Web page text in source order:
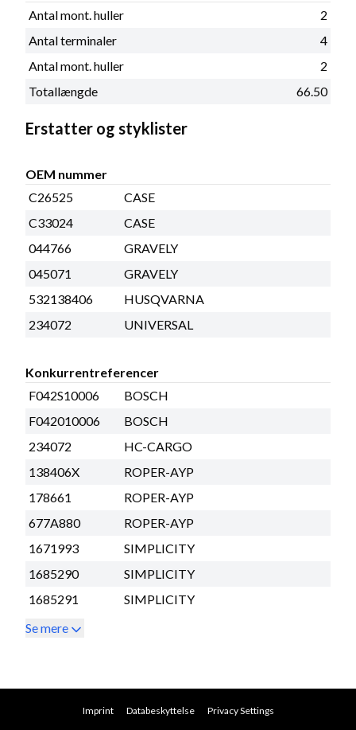
Antal mont. huller
2
Antal terminaler
4
Antal mont. huller
2
Totallængde
66.50
Erstatter og styklister
OEM nummer
C26525
CASE
C33024
CASE
044766
GRAVELY
045071
GRAVELY
532138406
HUSQVARNA
234072
UNIVERSAL
Konkurrentreferencer
F042S10006
BOSCH
F042010006
BOSCH
234072
HC-CARGO
138406X
ROPER-AYP
178661
ROPER-AYP
677A880
ROPER-AYP
1671993
SIMPLICITY
1685290
SIMPLICITY
1685291
SIMPLICITY
Se mere
Imprint Databeskyttelse Privacy Settings